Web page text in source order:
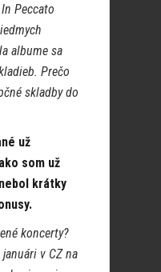
Peccato
albume sa
Prečo
skladby do
už
som už
krátky
koncerty?
v CZ na